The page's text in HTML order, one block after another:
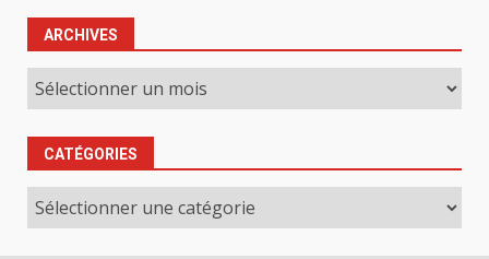
ARCHIVES
Archives
CATÉGORIES
Catégories